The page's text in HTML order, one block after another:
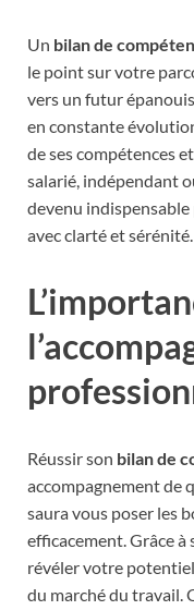
Un bilan de
le point sur votre
vers un futur
en constante
de ses compétences
salarié, indépendant
devenu
avec clarté et sérénité.
Réussir son bilan de
accompagnement de
saura vous poser les
efficacement. Grâce
révéler votre
du marché du travail.